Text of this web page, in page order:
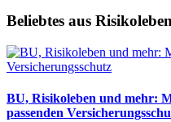
Beliebtes aus
BU, Risikoleben und mehr:
passenden